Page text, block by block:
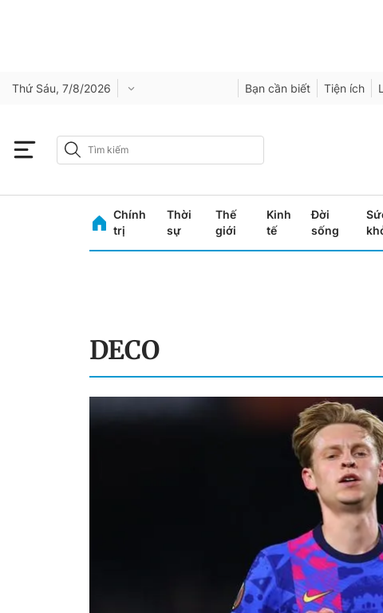
Thứ Sáu, 7/8/2026 Bạn cần biết Tiện ích
Chính
trị
Thời
sự
Thế
giới
Kinh
tế
Đời
sống
DECO